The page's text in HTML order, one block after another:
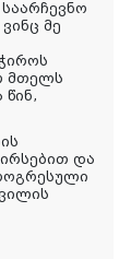
მე
მთელს
და